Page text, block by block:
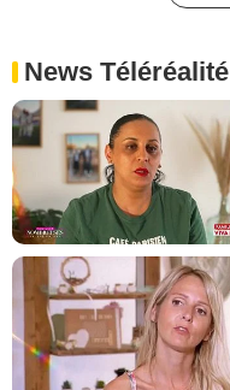
News Téléréalité